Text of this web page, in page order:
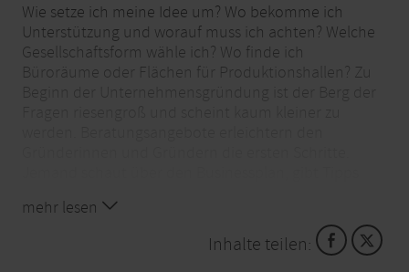
Wie setze ich meine Idee um? Wo bekomme ich
Unterstützung und worauf muss ich achten? Welche
Gesellschaftsform wähle ich? Wo finde ich
Büroräume oder Flächen für Produktionshallen? Zu
erklärt formale Voraussetzungen.
Die Wirtschaftsförderungsgesellschaften der Kreise
mehr lesen
Inhalte teilen: